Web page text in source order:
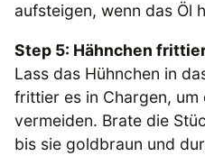
aufsteigen, wenn das Öl
Step 5: Hähnchen
Lass das Hühnchen in
frittier es in Chargen, um
vermeiden. Brate die
bis sie goldbraun und